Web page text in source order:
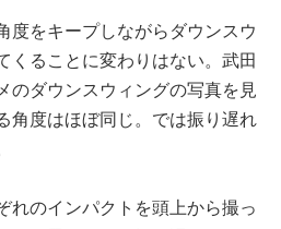
度をキープしながらダウンスウ
くることに変わりはない。武田
のダウンスウィングの写真を見
角度はほぼ同じ。では振り遅れ
れのインパクトを頭上から撮っ